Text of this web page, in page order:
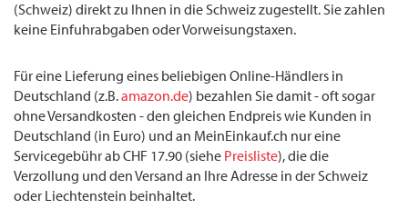
(Schweiz) direkt zu Ihnen in die Schweiz zugestellt. Sie zahlen
keine Einfuhrabgaben oder Vorweisungstaxen.
Für eine Lieferung eines beliebigen Online-Händlers in
Deutschland (z.B.amazon.de) bezahlen Sie damit - oft sogar
ohne Versandkosten - den gleichen Endpreis wie Kunden in
Deutschland (in Euro) und an MeinEinkauf.ch nur eine
Servicegebühr ab CHF 17.90 (siehe Preisliste), die die
Verzollung und den Versand an Ihre Adresse in der Schweiz
oder Liechtenstein beinhaltet.